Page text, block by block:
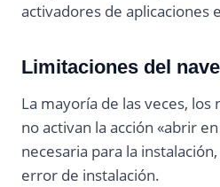
activadores de aplicaciones
Limitaciones del
La mayoría de las veces,
no activan la acción «abrir
necesaria para la
error de instalación.